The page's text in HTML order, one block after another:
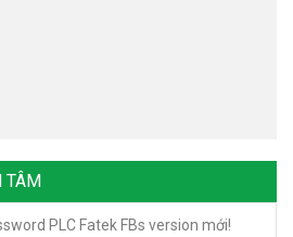
TÂM
PLC Fatek FBs version mới!